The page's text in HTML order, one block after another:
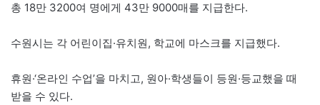
총 18만 3200여 명에게 43만 9000매를 지급한다.
수원시는 각 어린이집·유치원, 학교에 마스크를 지급했다.
휴원·‘온라인 수업’을 마치고, 원아·학생들이 등원·등교했을 때
받을 수 있다.